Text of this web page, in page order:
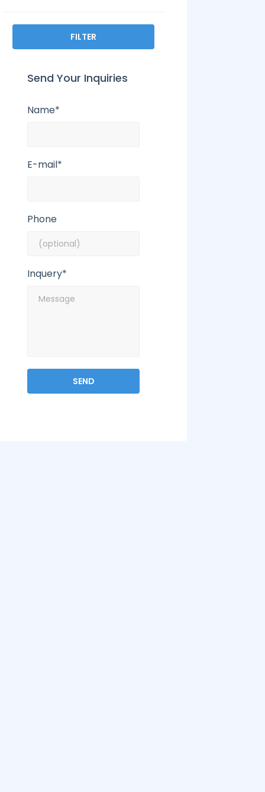
FILTER
Send Your Inquiries
Name*
E-mail*
Phone
Inquery*